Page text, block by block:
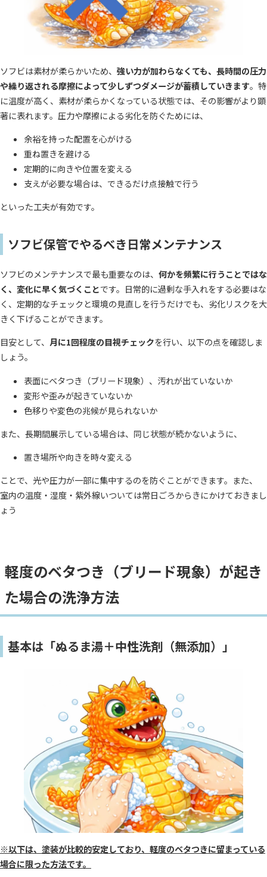
ソフビは素材が柔らかいため、 強い力が加わらなくても、長時間の圧力
や繰り返される摩擦によって少しずつダメージが蓄積していきます。特
に温度が高く、素材が柔らかくなっている状態では、その影響がより顕
著に表れます。圧力や摩擦による劣化を防ぐためには、
余裕を持った配置を心がける
重ね置きを避ける
定期的に向きや位置を変える
支えが必要な場合は、できるだけ点接触で行う
といった工夫が有効です。
ソフビ保管でやるべき日常メンテナンス
ソフビのメンテナンスで最も重要なのは、 何かを頻繁に行うことではな
く、変化に早く気づくことです。日常的に過剰な手入れをする必要はな
く、定期的なチェックと環境の見直しを行うだけでも、劣化リスクを大
きく下げることができます。
目安として、 月に1回程度の目視チェックを行い、以下の点を確認しま
しょう。
表面にベタつき（ブリード現象）、汚れが出ていないか
変形や歪みが起きていないか
色移りや変色の兆候が見られないか
また、長期間展示している場合は、同じ状態が続かないように、
置き場所や向きを時々変える
ことで、光や圧力が一部に集中するのを防ぐことができます。また、
室内の温度・湿度・紫外線いついては常日ごろからきにかけておきまし
ょう
軽度のベタつき（ブリード現象）が起き
た場合の洗浄方法
基本は「ぬるま湯＋中性洗剤（無添加）」
※以下は、塗装が比較的安定しており、軽度のベタつきに留まっている
場合に限った方法です。